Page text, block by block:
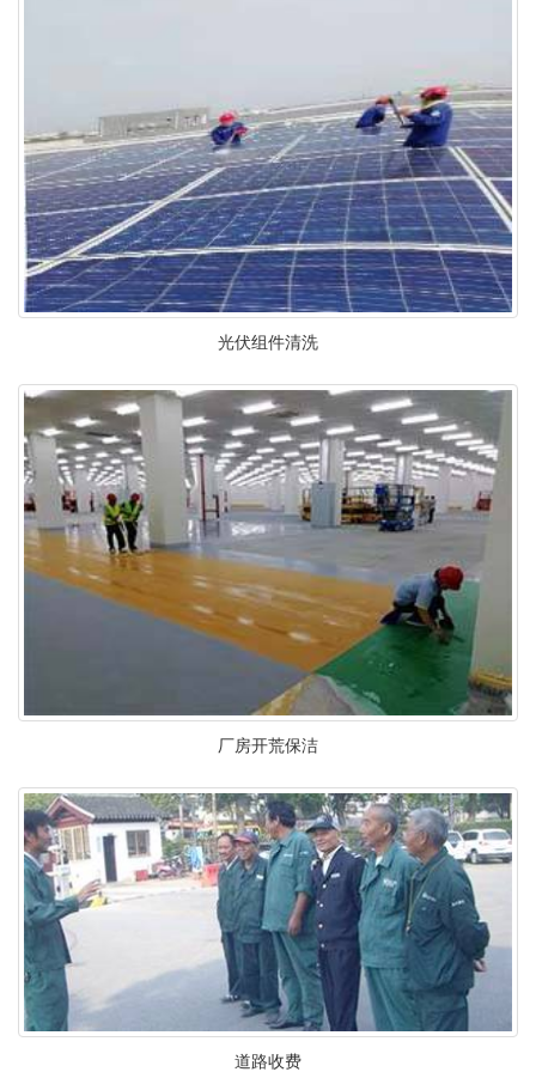
光伏组件清洗
厂房开荒保洁
道路收费